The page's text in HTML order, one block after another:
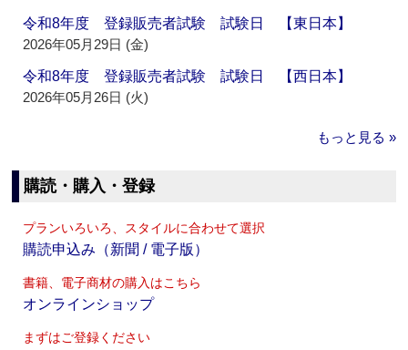
令和8年度 登録販売者試験 試験日 【東日本】
2026年05月29日 (金)
令和8年度 登録販売者試験 試験日 【西日本】
2026年05月26日 (火)
もっと見る »
購読・購入・登録
プランいろいろ、スタイルに合わせて選択
購読申込み（新聞 / 電子版）
書籍、電子商材の購入はこちら
オンラインショップ
まずはご登録ください